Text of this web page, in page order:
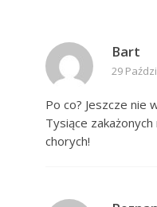
Bart
29
Po co? Jeszcze nie
Tysiące
chorych!